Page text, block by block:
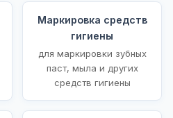
Маркировка средств
гигиены
для маркировки зубных
паст, мыла и других
средств гигиены